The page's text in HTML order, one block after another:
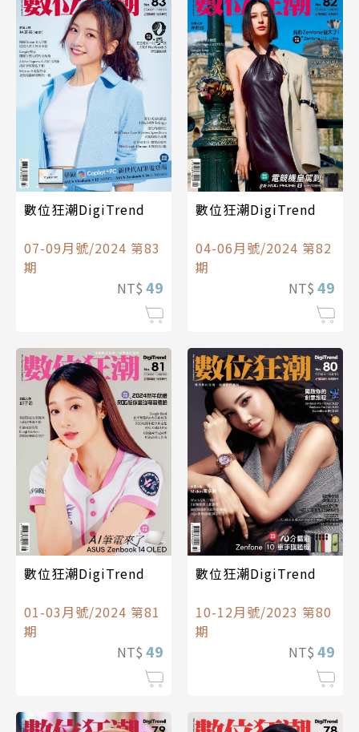
數位狂潮DigiTrend
07-09月號/2024 第83
期
NT$ 49
數位狂潮DigiTrend
04-06月號/2024 第82
期
NT$ 49
數位狂潮DigiTrend
01-03月號/2024 第81
期
NT$ 49
數位狂潮DigiTrend
10-12月號/2023 第80
期
NT$ 49